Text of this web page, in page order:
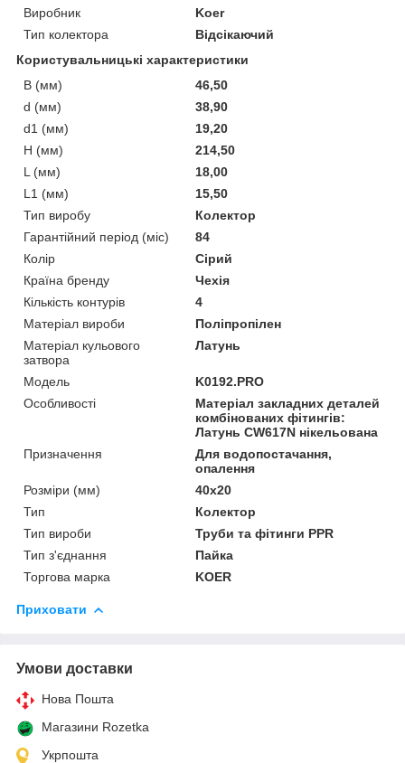
Виробник
Koer
Тип колектора
Відсікаючий
Користувальницькі характеристики
B (мм)
46,50
d (мм)
38,90
d1 (мм)
19,20
H (мм)
214,50
L (мм)
18,00
L1 (мм)
15,50
Тип виробу
Колектор
Гарантійний період (міс)
84
Колір
Сірий
Країна бренду
Чехія
Кількість контурів
4
Матеріал вироби
Поліпропілен
Матеріал кульового
затвора
Латунь
Мoдель
K0192.PRO
Особливості
Матеріал закладних деталей
комбінованих фітингів:
Латунь CW617N нікельована
Призначення
Для водопостачання,
опалення
Розміри (мм)
40x20
Тип
Колектор
Тип вироби
Труби та фітинги PPR
Тип з'єднання
Пайка
Торгова марка
KOER
Приховати
Умови доставки
Нова Пошта
Магазини Rozetka
Укрпошта